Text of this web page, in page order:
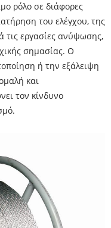
ρόλο σε διάφορες
του ελέγχου, της
τις εργασίες ανύψωσης,
σημασίας. Ο
ή την εξάλειψη
και
τον κίνδυνο